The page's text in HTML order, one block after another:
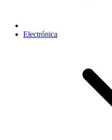
Electrónica